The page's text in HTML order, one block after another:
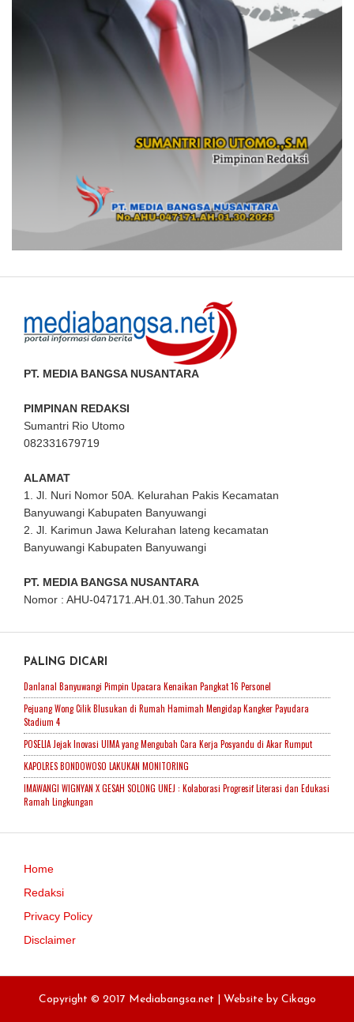
PT. MEDIA BANGSA NUSANTARA
PIMPINAN REDAKSI
Sumantri Rio Utomo
082331679719
ALAMAT
1. Jl. Nuri Nomor 50A. Kelurahan Pakis Kecamatan
Banyuwangi Kabupaten Banyuwangi
2. Jl. Karimun Jawa Kelurahan lateng kecamatan
Banyuwangi Kabupaten Banyuwangi
PT. MEDIA BANGSA NUSANTARA
Nomor : AHU-047171.AH.01.30.Tahun 2025
PALING DICARI
Danlanal Banyuwangi Pimpin Upacara Kenaikan Pangkat 16 Personel
Pejuang Wong Cilik Blusukan di Rumah Hamimah Mengidap Kangker Payudara
Stadium 4
POSELIA Jejak Inovasi UIMA yang Mengubah Cara Kerja Posyandu di Akar Rumput
KAPOLRES BONDOWOSO LAKUKAN MONITORING
IMAWANGI WIGNYAN X GESAH SOLONG UNEJ : Kolaborasi Progresif Literasi dan Edukasi
Ramah Lingkungan
Home
Redaksi
Privacy Policy
Disclaimer
Copyright © 2017 Mediabangsa.net | Website by Cikago